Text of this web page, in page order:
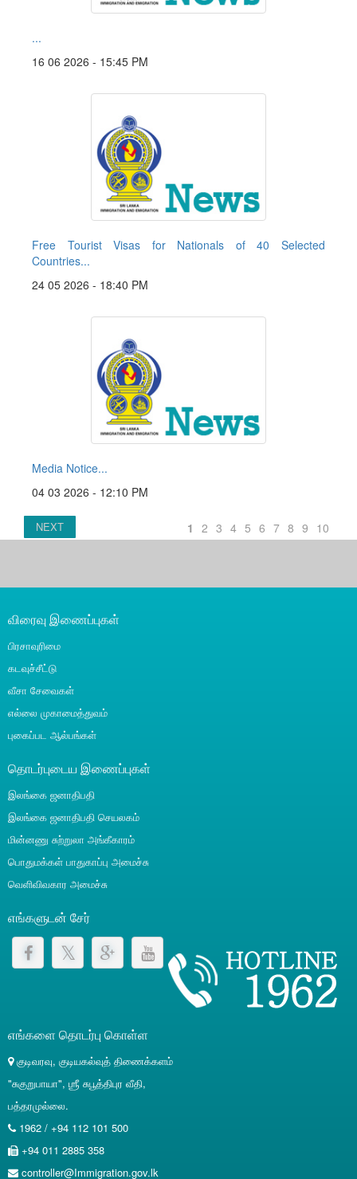
...
16 06 2026 - 15:45 PM
Free Tourist Visas for Nationals of 40 Selected
Countries...
24 05 2026 - 18:40 PM
Media Notice...
04 03 2026 - 12:10 PM
NEXT 1 2 3 4 5 6 7 8 9 10
விரைவு இணைப்புகள்
பிரசாவுரிமை
கடவுச்சீட்டு
வீசா சேவைகள்
எல்லை முகாமைத்துவம்
புகைப்பட ஆல்பங்கள்
தொடர்புடைய இணைப்புகள்
இலங்கை ஜனாதிபதி
இலங்கை ஜனாதிபதி செயலகம்
மின்னணு சுற்றுலா அங்கீகாரம்
பொதுமக்கள் பாதுகாப்பு அமைச்சு
வெளிவிவகார அமைச்சு
எங்களுடன் சேர்
எங்களை தொடர்பு கொள்ள
குடிவரவு, குடியகல்வுத் திணைக்களம்
"சுகுறுபாயா", ஶ்ரீ சுபூத்திபுர வீதி,
பத்தரமுல்லை.
1962 / +94 112 101 500
+94 011 2885 358
controller@Immigration.gov.lk